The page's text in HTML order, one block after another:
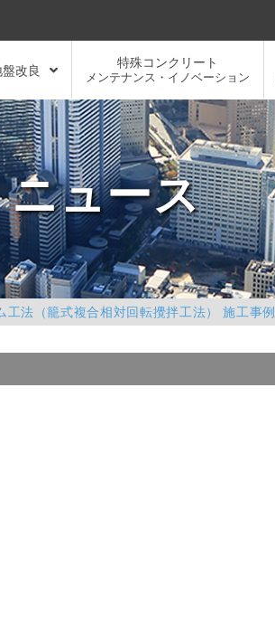
改良
特殊コンクリート
メンテナンス・イノベーション
ニュース
工法（籠式複合相対回転攪拌工法） 施工事例